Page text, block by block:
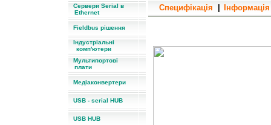
Сервери Serial в
Ethernet
Fieldbus рішення
Індустріальні
комп'ютери
Мультипортові
плати
Медіаконвертери
USB - serial HUB
USB HUB
Специфікація